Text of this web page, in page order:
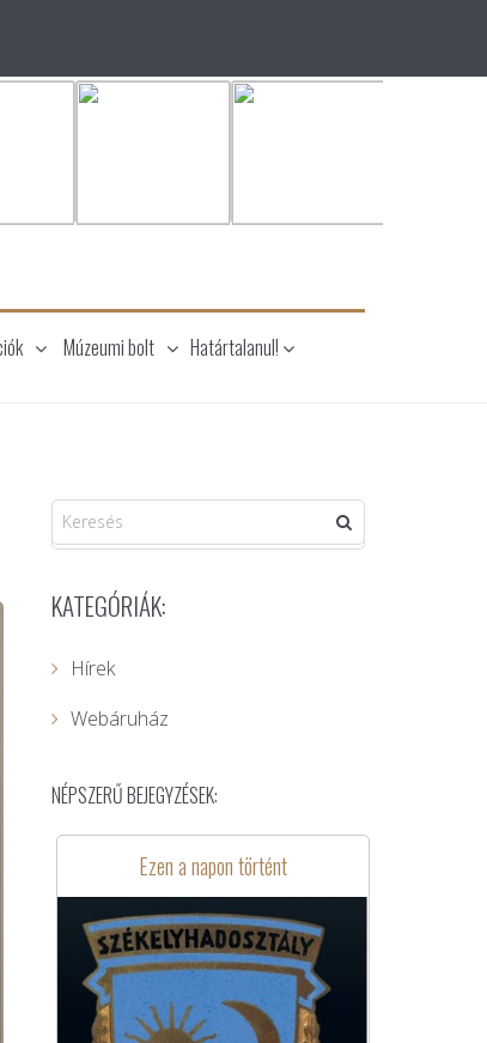
Múzeumi bolt Határtalanul!
KATEGÓRIÁK:
Hírek
Webáruház
NÉPSZERŰ BEJEGYZÉSEK:
Ezen a napon történt